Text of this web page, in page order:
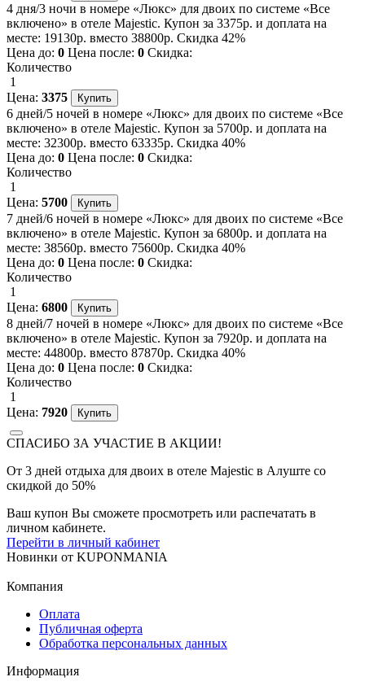
4 дня/3 ночи в номере «Люкс» для двоих по системе «Все
включено» в отеле Majestic. Купон за 3375р. и доплата на
месте: 19130р. вместо 38800р. Скидка 42%
Цена до: 0 Цена после: 0 Скидка:
Количество
1
Цена: 3375
6 дней/5 ночей в номере «Люкс» для двоих по системе «Все
включено» в отеле Majestic. Купон за 5700р. и доплата на
месте: 32300р. вместо 63335р. Скидка 40%
Цена до: 0 Цена после: 0 Скидка:
Количество
1
Цена: 5700
7 дней/6 ночей в номере «Люкс» для двоих по системе «Все
включено» в отеле Majestic. Купон за 6800р. и доплата на
месте: 38560р. вместо 75600р. Скидка 40%
Цена до: 0 Цена после: 0 Скидка:
Количество
1
Цена: 6800
8 дней/7 ночей в номере «Люкс» для двоих по системе «Все
включено» в отеле Majestic. Купон за 7920р. и доплата на
месте: 44800р. вместо 87870р. Скидка 40%
Цена до: 0 Цена после: 0 Скидка:
Количество
1
Цена: 7920
СПАСИБО ЗА УЧАСТИЕ В АКЦИИ!
От 3 дней отдыха для двоих в отеле Majestic в Алуште со
скидкой до 50%
Ваш купон Вы сможете просмотреть или распечатать в
личном кабинете.
Перейти в личный кабинет
Новинки от KUPONMANIA
Компания
Оплата
Публичная оферта
Обработка персональных данных
Информация